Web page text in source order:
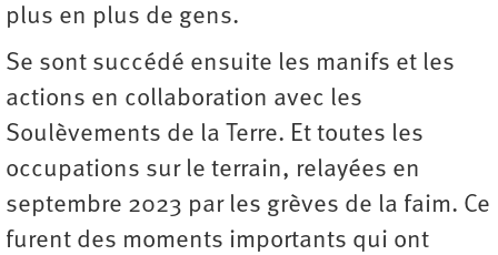
plus en plus de gens.
Se sont succédé ensuite les manifs et les
actions en collaboration avec les
Soulèvements de la Terre. Et toutes les
occupations sur le terrain, relayées en
septembre 2023 par les grèves de la faim. Ce
furent des moments importants qui ont